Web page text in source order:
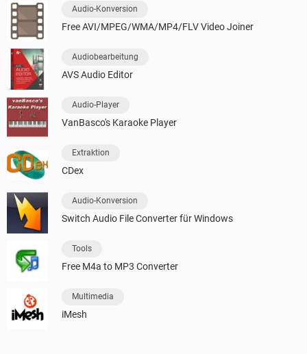
Audio-Konversion
Free AVI/MPEG/WMA/MP4/FLV Video Joiner
Audiobearbeitung
AVS Audio Editor
Audio-Player
VanBasco's Karaoke Player
Extraktion
CDex
Audio-Konversion
Switch Audio File Converter für Windows
Tools
Free M4a to MP3 Converter
Multimedia
iMesh